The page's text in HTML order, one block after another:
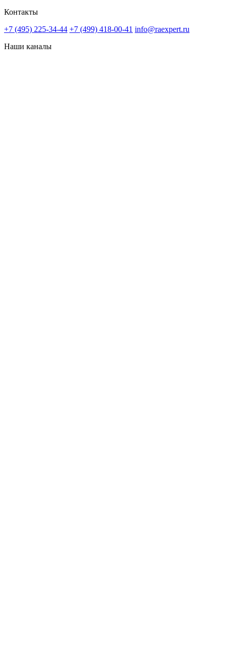
Контакты
+7 (495) 225-34-44 +7 (499) 418-00-41 info@raexpert.ru
Наши каналы